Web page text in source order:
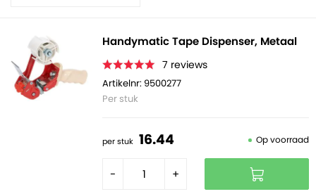
Handymatic Tape Dispenser, Metaal
7 reviews
Artikelnr: 9500277
Per stuk
per stuk 16.44 Op voorraad
- +